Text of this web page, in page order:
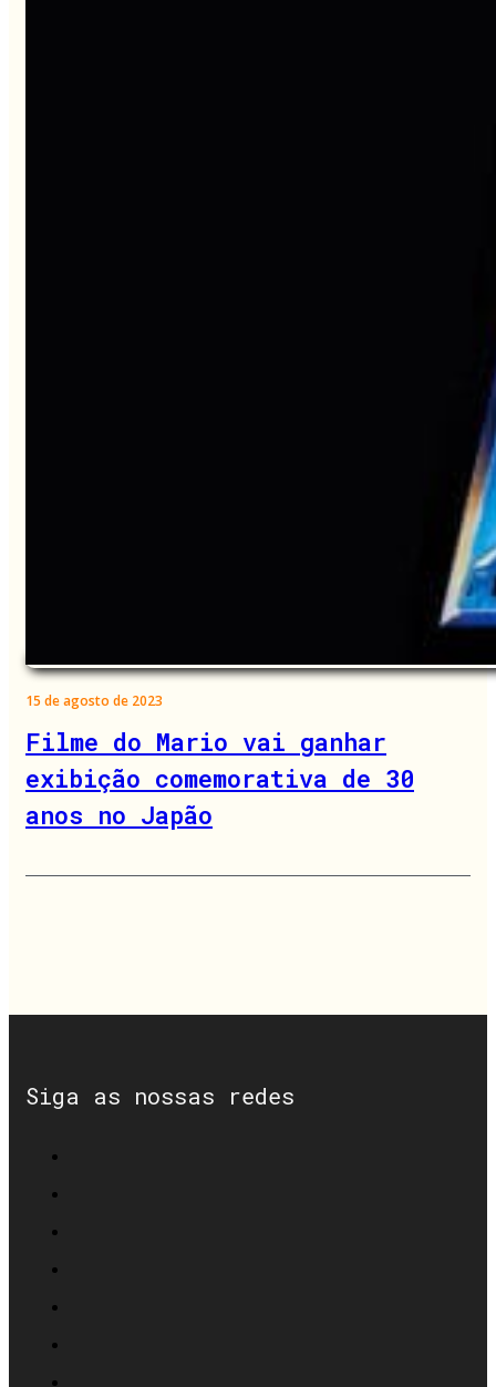
15 de agosto de 2023
Filme do Mario vai ganhar
exibição comemorativa de 30
anos no Japão
Siga as nossas redes